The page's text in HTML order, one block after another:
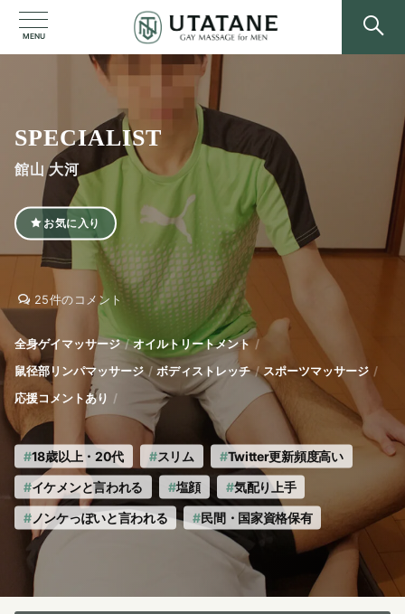
MENU
SPECIALIST
館山 大河
お気に入り
SPECIALIST
SPECIALIST
25件のコメント
全身ゲイマッサージ
オイルトリートメント
鼠径部リンパマッサージ
ボディストレッチ
スポーツマッサージ
応援コメントあり
18歳以上・20代 スリム
Twitter更新頻度高い
イケメンと言われる
塩顔
気配り上手
ノンケっぽいと言われる
民間・国家資格保有